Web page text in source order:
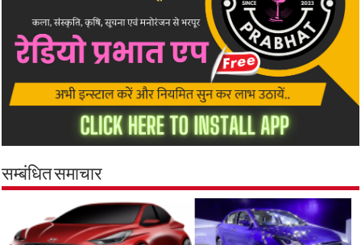
सम्बंधित समाचार